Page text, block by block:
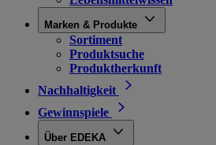
Marken & Produkte
Sortiment
Produktsuche
Produktherkunft
Nachhaltigkeit
Gewinnspiele
Über EDEKA